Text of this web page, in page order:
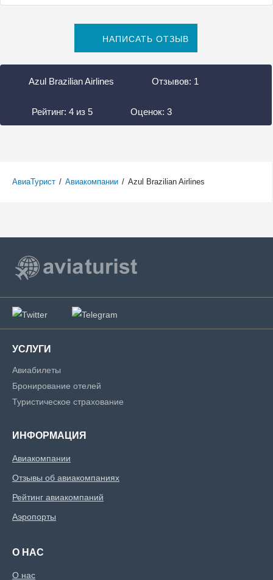
НАПИСАТЬ ОТЗЫВ
Azul Brazilian Airlines Отзывов: 1
Рейтинг: 4 из 5 Оценок: 3
АвиаТурист / Авиакомпании / Azul Brazilian Airlines
УСЛУГИ
Авиабилеты
Бронирование отелей
Туристическое страхование
ИНФОРМАЦИЯ
Авиакомпании
Отзывы об авиакомпаниях
Рейтинг авиакомпаний
Аэропорты
О НАС
О нас